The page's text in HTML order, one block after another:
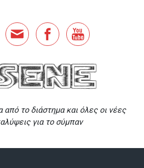
από το διάστημα και όλες οι νέες
για το σύμπαν